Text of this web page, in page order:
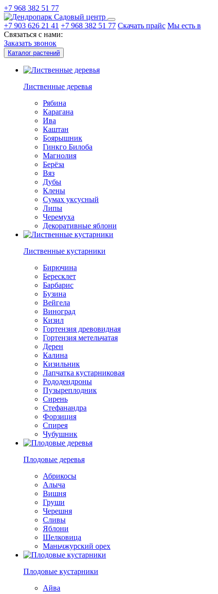
+7 968 382 51 77
Садовый центр
+7 903 626 21 41 +7 968 382 51 77 Скачать прайс Мы есть в
Связаться с нами:
Заказать звонок
Каталог растений
Лиственные деревья
Рябина
Карагана
Ива
Каштан
Боярышник
Гинкго Билоба
Магнолия
Берёза
Вяз
Дубы
Клены
Сумах уксусный
Липы
Черемуха
Декоративные яблони
Лиственные кустарники
Бирючина
Бересклет
Барбарис
Бузина
Вейгела
Виноград
Кизил
Гортензия древовидная
Гортензия метельчатая
Дерен
Калина
Кизильник
Лапчатка кустарниковая
Рододендроны
Пузыреплодник
Сирень
Стефанандра
Форзиция
Спирея
Чубушник
Плодовые деревья
Абрикосы
Алыча
Вишня
Груши
Черешня
Сливы
Яблони
Шелковица
Маньчжурский орех
Плодовые кустарники
Айва